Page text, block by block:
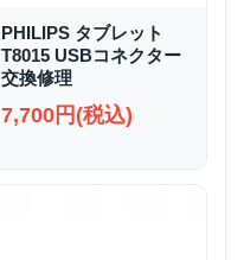
PHILIPS タブレット
T8015 USBコネクター
交換修理
7,700円(税込)